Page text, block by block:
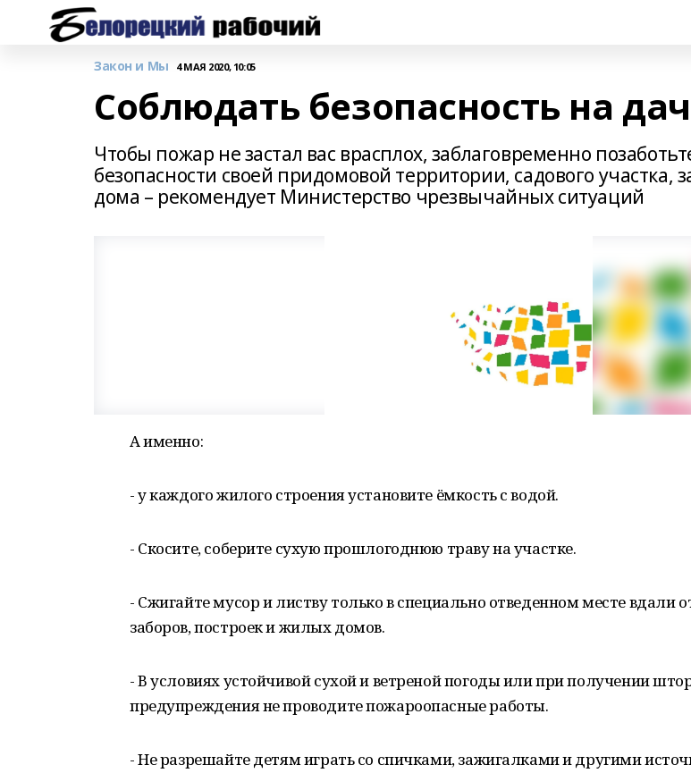
Закон и Мы 4 МАЯ 2020, 10:05
Соблюдать безопасность на
Чтобы пожар не застал вас врасплох, заблаговременно
безопасности своей придомовой территории, садового участка,
дома – рекомендует Министерство чрезвычайных ситуаций
А именно:
- у каждого жилого строения установите ёмкость с водой.
- Скосите, соберите сухую прошлогоднюю траву на участке.
- Сжигайте мусор и листву только в специально отведенном месте вдали
заборов, построек и жилых домов.
- В условиях устойчивой сухой и ветреной погоды или при получении
предупреждения не проводите пожароопасные работы.
- Не разрешайте детям играть со спичками, зажигалками и другими